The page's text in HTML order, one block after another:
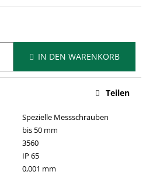
IN DEN WARENKORB
Spezielle Messschrauben
bis 50 mm
3560
IP 65
0,001 mm
Teilen